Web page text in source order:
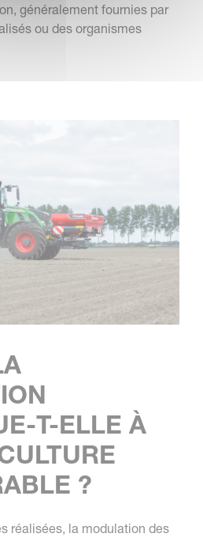
généralement fournies par
ou des organismes
T-ELLE À
?
réalisées, la modulation des